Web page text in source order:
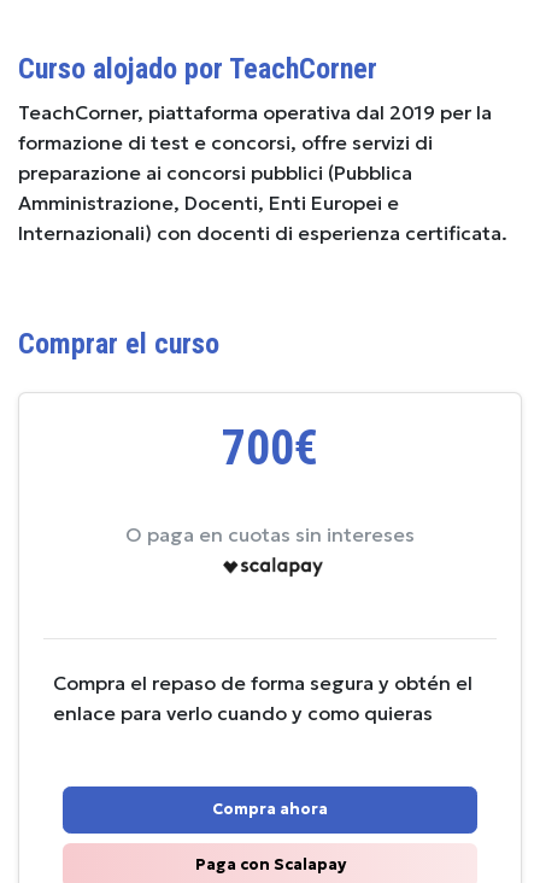
Curso alojado por TeachCorner
TeachCorner, piattaforma operativa dal 2019 per la
formazione di test e concorsi, offre servizi di
preparazione ai concorsi pubblici (Pubblica
Amministrazione, Docenti, Enti Europei e
Internazionali) con docenti di esperienza certificata.
Comprar el curso
700€
O paga en cuotas sin intereses
Compra el repaso de forma segura y obtén el
enlace para verlo cuando y como quieras
Compra ahora
Paga con Scalapay